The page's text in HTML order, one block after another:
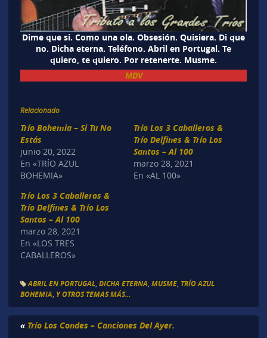
Dime que si. Como una ola. Obsesión. Quisiera. Di que
no. Dicha eterna. Teléfono. Abril en Portugal. Te
quiero, te quiero. Por retenerte. Musme.
MDV
Relacionado
Trío Bohemia – Si Tu No
Estás
junio 20, 2022
En «TRÍO AZUL
BOHEMIA»
Trío Los 3 Caballeros &
Trío Delfines & Trío Los
Santos – Al 100
marzo 28, 2021
En «AL 100»
Trío Los 3 Caballeros &
Trío Delfines & Trío Los
Santos – Al 100
marzo 28, 2021
En «LOS TRES
CABALLEROS»
ABRIL EN PORTUGAL, DICHA ETERNA MUSME, TRÍO AZUL
BOHEMIA Y OTROS TEMAS MÁS...
« Trío Los Condes – Canciones Del Ayer.